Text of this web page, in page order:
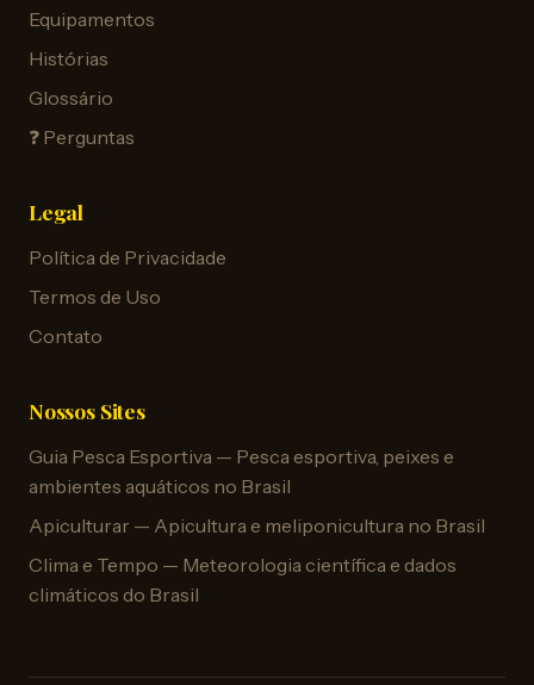
Equipamentos
Histórias
Glossário
❓ Perguntas
Legal
Política de Privacidade
Termos de Uso
Contato
Nossos Sites
Guia Pesca Esportiva — Pesca esportiva, peixes e
ambientes aquáticos no Brasil
Apiculturar — Apicultura e meliponicultura no Brasil
Clima e Tempo — Meteorologia científica e dados
climáticos do Brasil